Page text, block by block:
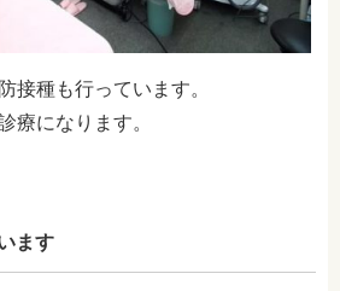
接種も行っています。
療になります。
ます